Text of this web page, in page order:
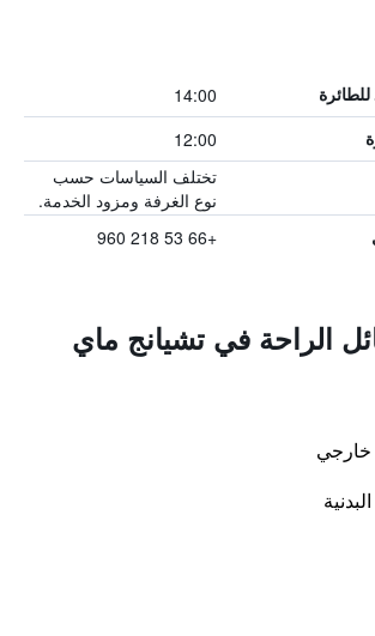
14:00
12:00
تختلف السياسات حسب
نوع الغرفة ومزود الخدمة.
+66 53 218 960
الراحة في تشيانج ماي
خارجي